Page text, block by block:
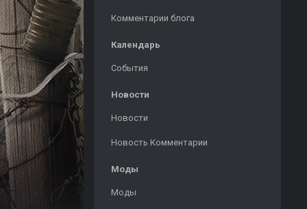
Комментарии блога
Календарь
События
Новости
Новости
Новость Комментарии
Моды
Моды